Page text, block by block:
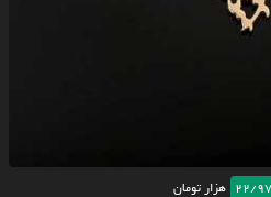
22/ هزار تومان